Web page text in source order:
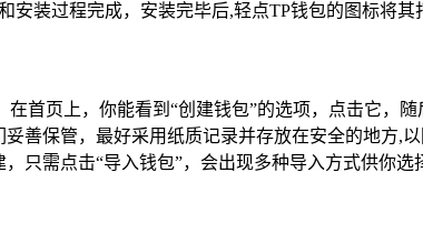
装过程完成，安装完毕后,轻点TP钱包的图标将其
首页上，你能看到“创建钱包”的选项，点击它，
善保管，最好采用纸质记录并存放在安全的地方,以
只需点击“导入钱包”，会出现多种导入方式供你